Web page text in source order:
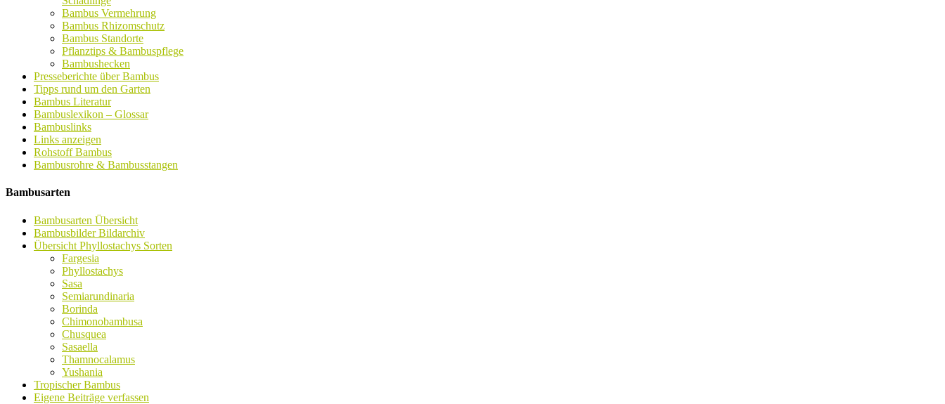
Bambus Vermehrung
Bambus Rhizomschutz
Bambus Standorte
Pflanztips & Bambuspflege
Bambushecken
Presseberichte über Bambus
Tipps rund um den Garten
Bambus Literatur
Bambuslexikon – Glossar
Bambuslinks
Links anzeigen
Rohstoff Bambus
Bambusrohre & Bambusstangen
Bambusarten
Bambusarten Übersicht
Bambusbilder Bildarchiv
Übersicht Phyllostachys Sorten
Fargesia
Phyllostachys
Sasa
Semiarundinaria
Borinda
Chimonobambusa
Chusquea
Sasaella
Thamnocalamus
Yushania
Tropischer Bambus
Eigene Beiträge verfassen